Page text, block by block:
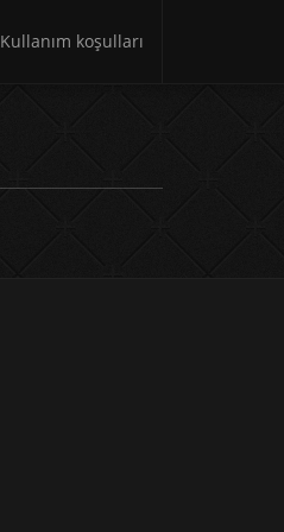
Kullanım koşulları